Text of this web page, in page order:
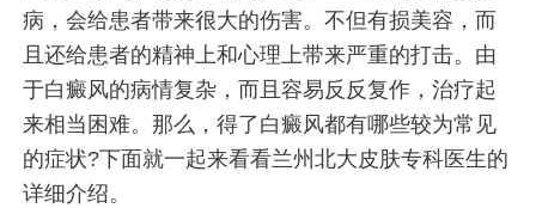
病，会给患者带来很大的伤害。不但有损美容，而
且还给患者的精神上和心理上带来严重的打击。由
于白癜风的病情复杂，而且容易反反复作，治疗起
来相当困难。那么，得了白癜风都有哪些较为常见
的症状?下面就一起来看看兰州北大皮肤专科医生的
详细介绍。